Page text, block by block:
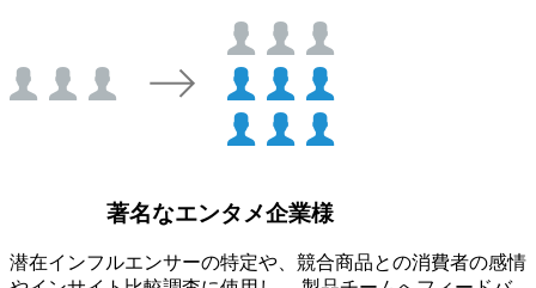
著名なエンタメ企業様
潜在インフルエンサーの特定や、競合商品との消費者の感情